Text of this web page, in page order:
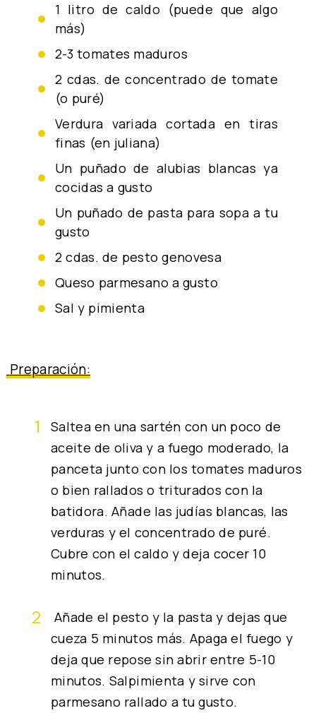
1 litro de caldo (puede que algo
más)
2-3 tomates maduros
2 cdas. de concentrado de tomate
(o puré)
verdura variada cortada en tiras
finas (en juliana)
un puñado de alubias blancas ya
cocidas a gusto
un puñado de pasta para sopa a tu
gusto
2 cdas. de pesto genovesa
queso parmesano a gusto
sal y pimienta
Preparación:
Saltea en una sartén con un poco de
aceite de oliva y a fuego moderado, la
panceta junto con los tomates maduros
o bien rallados o triturados con la
batidora. Añade las judías blancas, las
verduras y el concentrado de puré.
Cubre con el caldo y deja cocer 10
minutos.
Añade el pesto y la pasta y dejas que
cueza 5 minutos más. Apaga el fuego y
deja que repose sin abrir entre 5-10
minutos. Salpimienta y sirve con
parmesano rallado a tu gusto.